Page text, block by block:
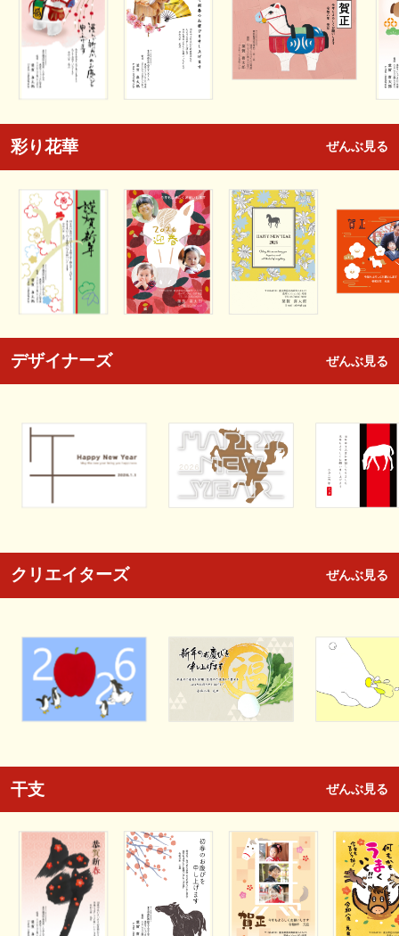
彩り花華 ぜんぶ見る
デザイナーズ ぜんぶ見る
クリエイターズ ぜんぶ見る
干支 ぜんぶ見る